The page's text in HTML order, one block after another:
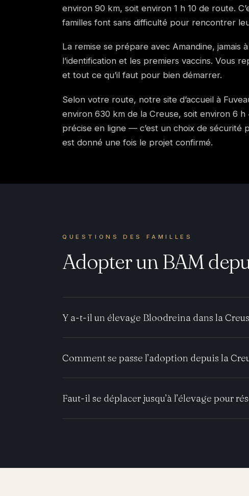
environ 90 km, soit environ 1 h 10 de route.
familles font sans difficulté pour rencontrer
La remise se prépare avec Amandine, jamais
l’identification et les premiers vaccins. Vous
et tout ce qu’il faut pour bien démarrer.
Selon votre route, notre site d’accueil à
environ 630 km de la Creuse, soit environ 6 h
précise en ligne — c’est un choix de sécurité
est donné une fois le projet confirmé.
QUESTIONS DES FAMILLES
Adopter un BAM
Y a-t-il un élevage Bloodreina dans la
Comment se passe l’adoption depuis la
Faut-il se déplacer jusqu’à l’élevage pour